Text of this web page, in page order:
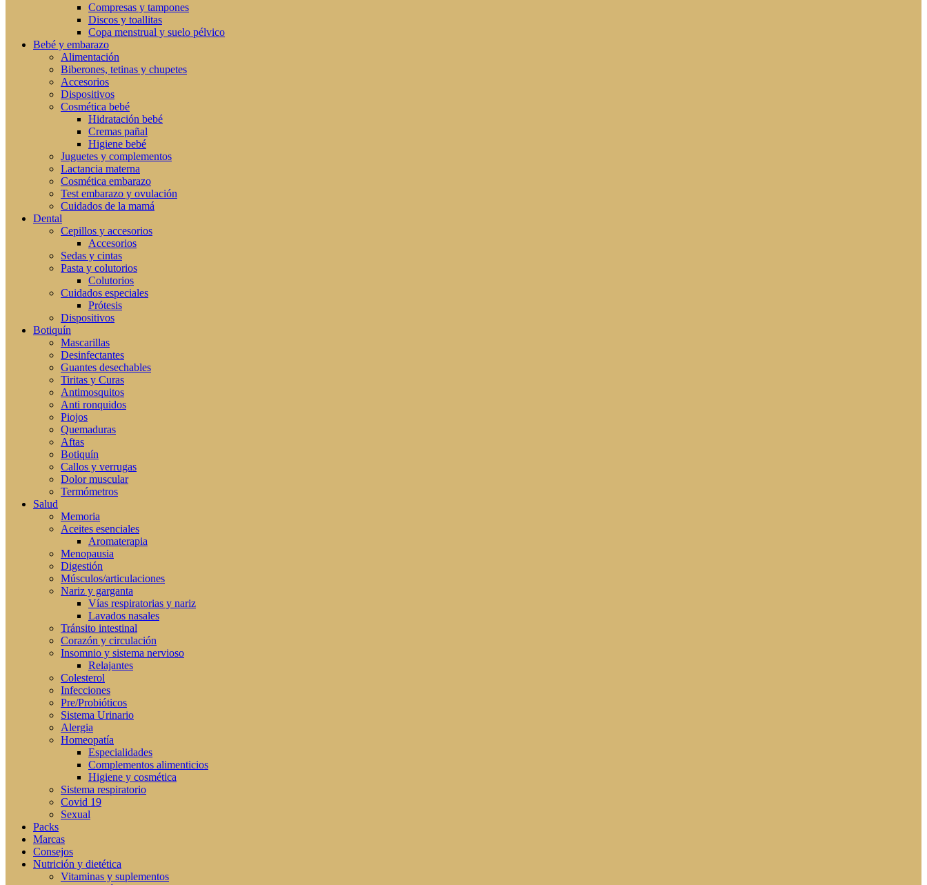
Compresas y tampones
Discos y toallitas
Copa menstrual y suelo pélvico
Bebé y embarazo
Alimentación
Biberones, tetinas y chupetes
Accesorios
Dispositivos
Cosmética bebé
Hidratación bebé
Cremas pañal
Higiene bebé
Juguetes y complementos
Lactancia materna
Cosmética embarazo
Test embarazo y ovulación
Cuidados de la mamá
Dental
Cepillos y accesorios
Accesorios
Sedas y cintas
Pasta y colutorios
Colutorios
Cuidados especiales
Prótesis
Dispositivos
Botiquín
Mascarillas
Desinfectantes
Guantes desechables
Tiritas y Curas
Antimosquitos
Anti ronquidos
Piojos
Quemaduras
Aftas
Botiquín
Callos y verrugas
Dolor muscular
Termómetros
Salud
Memoria
Aceites esenciales
Aromaterapia
Menopausia
Digestión
Músculos/articulaciones
Nariz y garganta
Vías respiratorias y nariz
Lavados nasales
Tránsito intestinal
Corazón y circulación
Insomnio y sistema nervioso
Relajantes
Colesterol
Infecciones
Pre/Probióticos
Sistema Urinario
Alergia
Homeopatía
Especialidades
Complementos alimenticios
Higiene y cosmética
Sistema respiratorio
Covid 19
Sexual
Packs
Marcas
Consejos
Nutrición y dietética
Vitaminas y suplementos